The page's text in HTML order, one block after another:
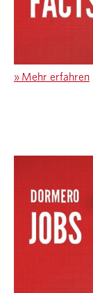
» Mehr erfahren